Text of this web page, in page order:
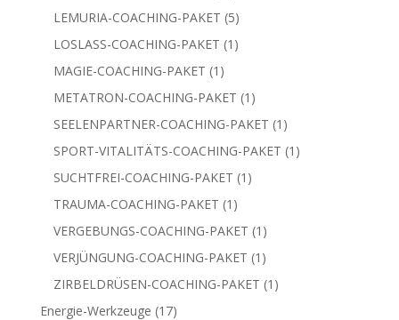
Produkt
LEMURIA-COACHING-PAKET 55
Produkte
LOSLASS-COACHING-PAKET 1 1
MAGIE-COACHING-PAKET 1 1
Produkt
METATRON-COACHING-PAKET 1 1
Produkt
SEELENPARTNER-COACHING-PAKET 1 1
Produkt
SPORT-VITALITÄTS-COACHING-PAKET 1 1
SUCHTFREI-COACHING-PAKET 1 1
TRAUMA-COACHING-PAKET 1 1
Produkt
VERGEBUNGS-COACHING-PAKET 1 1
Produkt
VERJÜNGUNG-COACHING-PAKET 1 1
Produkt
ZIRBELDRÜSEN-COACHING-PAKET 1 1
Energie-Werkzeuge 1717